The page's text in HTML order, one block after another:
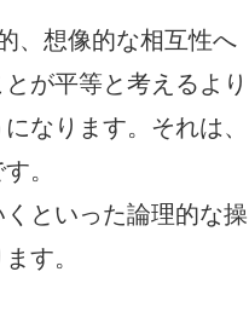
、想像的な相互性へ
が平等と考えるより
なります。それは、
。
といった論理的な操
す。